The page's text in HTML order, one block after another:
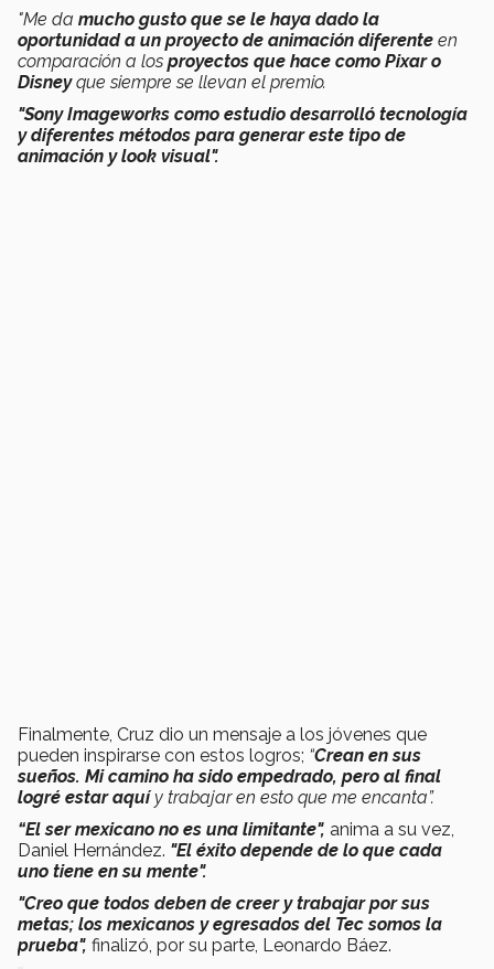
"Me da mucho gusto que se le haya dado la
oportunidad a un proyecto de animación diferente en
comparación a los proyectos que hace como Pixar o
Disneyque siempre se llevan el premio.
"Sony Imageworks como estudio desarrolló tecnología
y diferentes métodos para generar este tipo de
animación y look visual".
Finalmente, Cruz dio un mensaje a los jóvenes que
pueden inspirarse con estos logros; “Crean en sus
sueños. Mi camino ha sido empedrado, pero al final
logré estar aquíy trabajar en esto que me encanta”.
“El ser mexicano no es una limitante", anima a su vez,
Daniel Hernández. "El éxito depende de lo que cada
uno tiene en su mente".
"Creo que todos deben de creer y trabajar por sus
metas; los mexicanos y egresados del Tec somos la
prueba", finalizó, por su parte, Leonardo Báez.